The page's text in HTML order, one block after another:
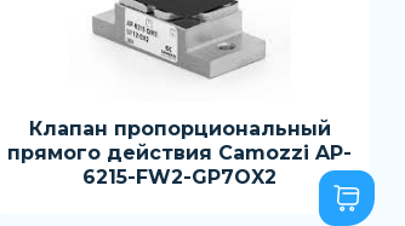
Клапан пропорциональный
прямого действия Camozzi AP-
6215-FW2-GP7OX2